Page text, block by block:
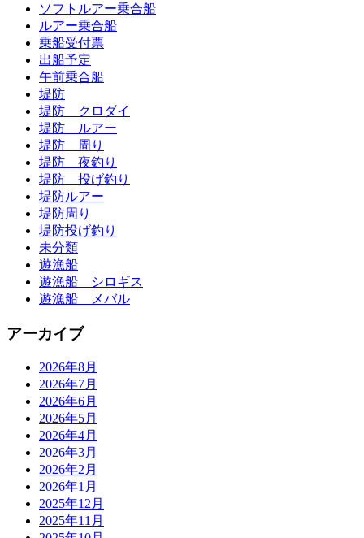
ソフトルアー乗合船
ルアー乗合船
乗船受付票
出船予定
午前乗合船
堤防
堤防 クロダイ
堤防 ルアー
堤防 周り
堤防 夜釣り
堤防 投げ釣り
堤防ルアー
堤防周り
堤防投げ釣り
未分類
遊漁船
遊漁船 シロギス
遊漁船 メバル
アーカイブ
2026年8月
2026年7月
2026年6月
2026年5月
2026年4月
2026年3月
2026年2月
2026年1月
2025年12月
2025年11月